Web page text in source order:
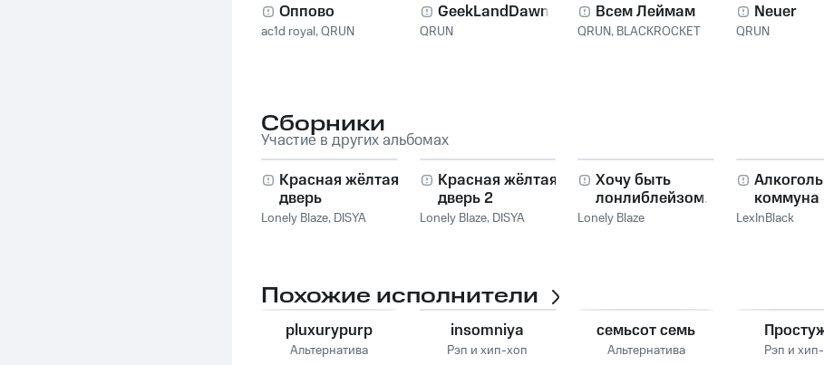
Оппово
ac1d royal,QRUN
GeekLandDawns
QRUN
Всем Леймам
QRUN, BLACKROCKET
Neuer
QRUN
Сборники
Участие в других альбомах
Красная жёлтая
дверь
Lonely Blaze, DISYA
Красная жёлтая
дверь 2
Lonely Blaze, DISYA
Хочу быть
лонлиблейзом...
Lonely Blaze
коммуна
LexInBlack
Похожие исполнители
pluxurypurp
Альтернатива
insomniya
Рэп и хип-хоп
семьсот семь
Альтернатива Рэп и